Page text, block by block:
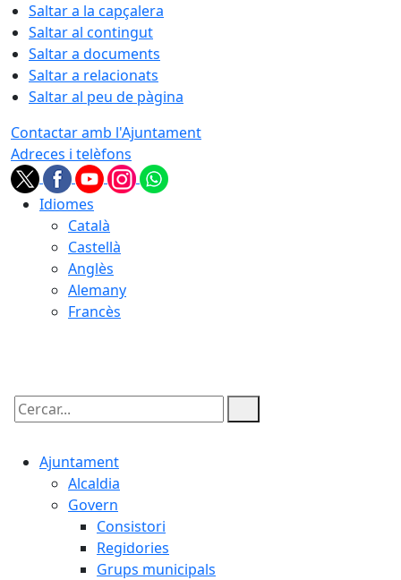
Saltar a la capçalera
Saltar al contingut
Saltar a documents
Saltar a relacionats
Saltar al peu de pàgina
Contactar amb l'Ajuntament
Adreces i telèfons
Idiomes
Català
Castellà
Anglès
Alemany
Francès
Cercar:
Ajuntament
Alcaldia
Govern
Consistori
Regidories
Grups municipals